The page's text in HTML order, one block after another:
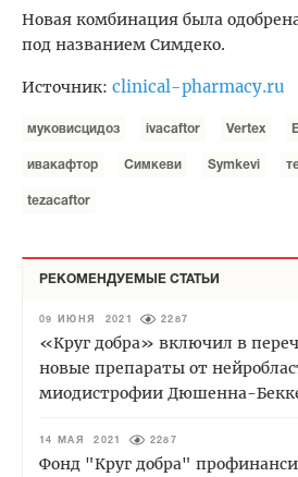
Новая комбинация была
под названием Симдеко.
Источник: clinical-pharmacy.ru
муковисцидоз ivacaftor Vertex
ивакафтор Симкеви Symkevi
tezacaftor
РЕКОМЕНДУЕМЫЕ СТАТЬИ
09 ИЮНЯ 2021 2287
«Круг добра» включил в
новые препараты от
миодистрофии Дюшенна-
14 МАЯ 2021 2287
Фонд "Круг добра"